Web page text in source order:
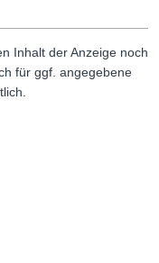
Inhalt der Anzeige noch
für ggf. angegebene